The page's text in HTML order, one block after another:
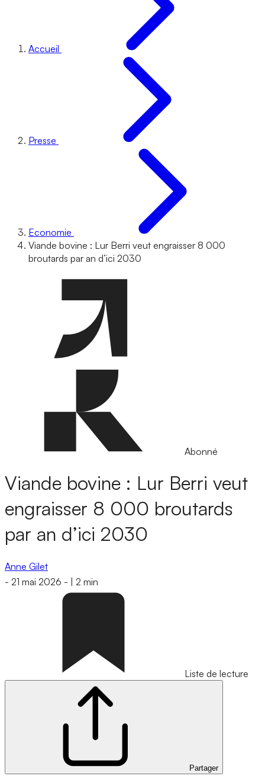
Accueil
Presse
Economie
Viande bovine : Lur Berri veut engraisser 8 000
broutards par an d’ici 2030
Abonné
Viande bovine : Lur Berri veut
engraisser 8 000 broutards
par an d’ici 2030
Anne Gilet
- 21 mai 2026 - 2 min
Liste de lecture
Partager